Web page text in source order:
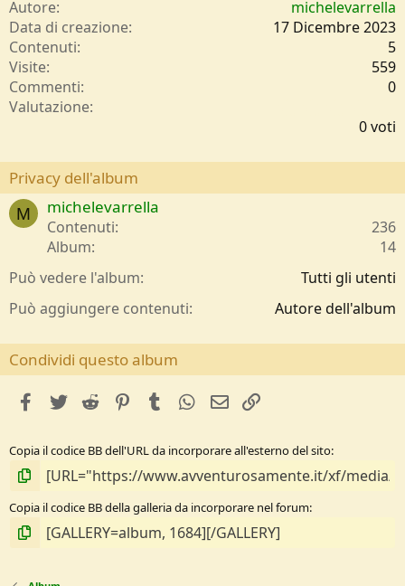
Autore
michelevarrella
Data di creazione
17 Dicembre 2023
Contenuti
5
Visite
559
Commenti
0
Valutazione
0
t
l
l
0 voti
Privacy dell'album
M michelevarrella
Contenuti
236
Album
14
Può vedere l'album
Tutti gli utenti
Può aggiungere contenuti
Autore dell'album
Condividi questo album
facebookTwitterReddit PinterestTumblrWhatsApp
e-mail
Copia il codice BB dell'URL da incorporare all'esterno del sito
Copia il codice BB della galleria da incorporare nel forum